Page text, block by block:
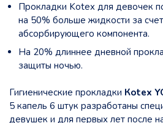
Прокладки Kotex для девочек
на 50% больше жидкости за
абсорбирующего компонента.
На 20% длиннее дневной
защиты ночью.
Гигиенические прокладки Кotex
5 капель 6 штук разработаны
девушек и для первых лет после